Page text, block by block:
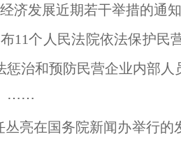
济发展近期若干举措的通知
11个人民法院依法保护民
治和预防民营企业内部
⋯⋯
亮在国务院新闻办举行